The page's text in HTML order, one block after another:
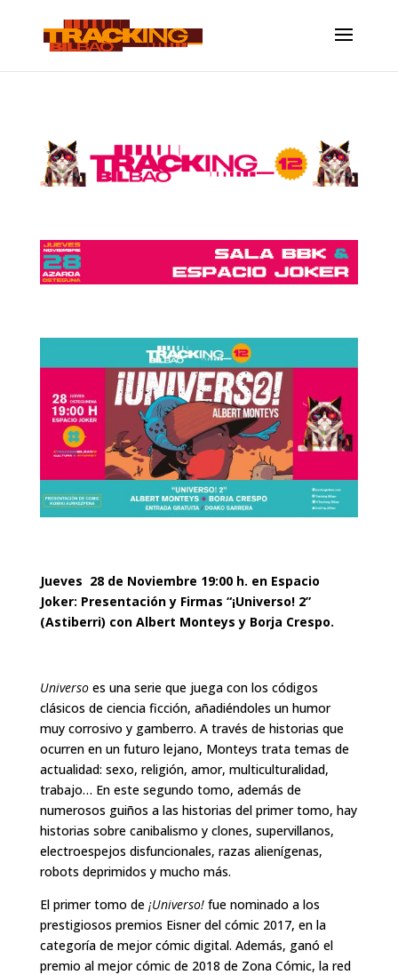
Jueves 28 de Noviembre 19:00 h. en Espacio
Joker: Presentación y Firmas “¡Universo! 2”
(Astiberri) con Albert Monteys y Borja Crespo.
Universo es una serie que juega con los códigos
clásicos de ciencia ficción, añadiéndoles un humor
muy corrosivo y gamberro. A través de historias que
ocurren en un futuro lejano, Monteys trata temas de
actualidad: sexo, religión, amor, multiculturalidad,
trabajo… En este segundo tomo, además de
numerosos guiños a las historias del primer tomo, hay
historias sobre canibalismo y clones, supervillanos,
electroespejos disfuncionales, razas alienígenas,
robots deprimidos y mucho más.
El primer tomo de¡Universo! fue nominado a los
prestigiosos premios Eisner del cómic 2017, en la
categoría de mejor cómic digital. Además, ganó el
premio al mejor cómic de 2018 de Zona Cómic, la red